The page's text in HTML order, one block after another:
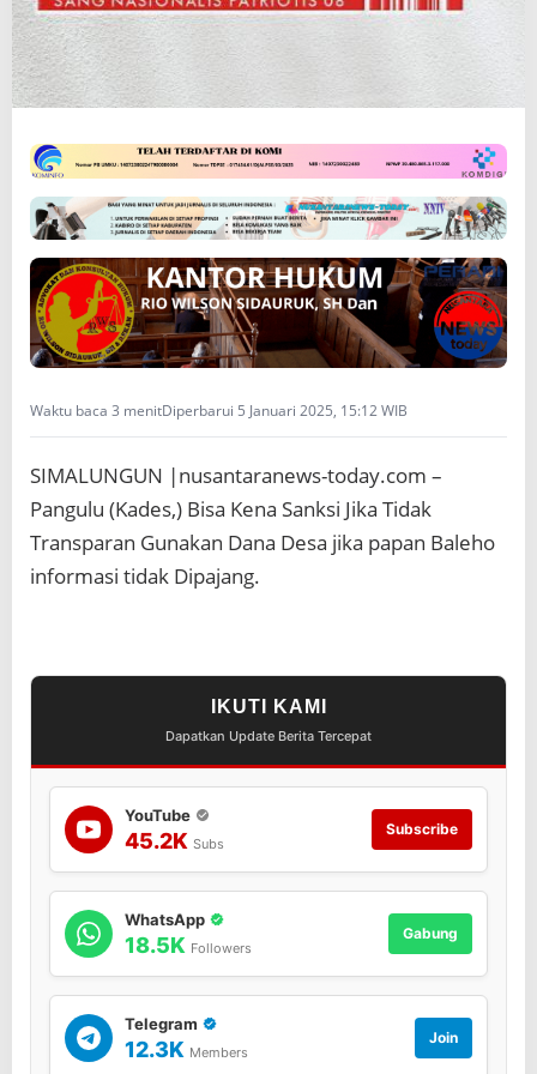
p
n
g
k
h
u
k
m
,
p
e
r
k
s
p
n
g
u
l
n
g
d
k
m
m
a
a
n
g
b
a
Waktu baca 3 menitDiperbarui 5 Januari 2025, 15:12 WIB
SIMALUNGUN |nusantaranews-today.com –
Pangulu (Kades,) Bisa Kena Sanksi Jika Tidak
Transparan Gunakan Dana Desa jika papan Baleho
informasi tidak Dipajang.
IKUTI KAMI
Dapatkan Update Berita Tercepat
YouTube
45.2K Subs
Subscribe
WhatsApp
18.5K Followers
Gabung
Telegram
12.3K Members
Join